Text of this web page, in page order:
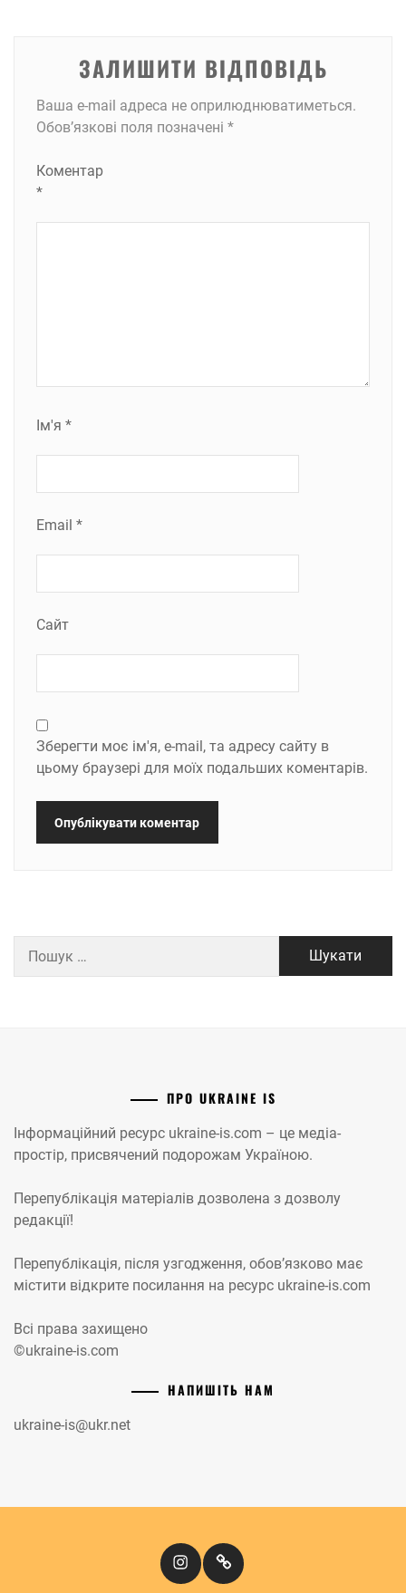
ЗАЛИШИТИ ВІДПОВІДЬ
Ваша e-mail адреса не оприлюднюватиметься.
Обов’язкові поля позначені *
Коментар
*
Ім'я *
Email *
Сайт
Зберегти моє ім'я, e-mail, та адресу сайту в
цьому браузері для моїх подальших коментарів.
ПРО UKRAINE IS
Інформаційний ресурс ukraine-is.com – це медіа-
простір, присвячений подорожам Україною.
Перепублікація матеріалів дозволена з дозволу
редакції!
Перепублікація, після узгодження, обов’язково має
містити відкрите посилання на ресурс ukraine-is.com
Всі права захищено
©ukraine-is.com
НАПИШІТЬ НАМ
ukraine-is@ukr.net
InstagramКіномандри